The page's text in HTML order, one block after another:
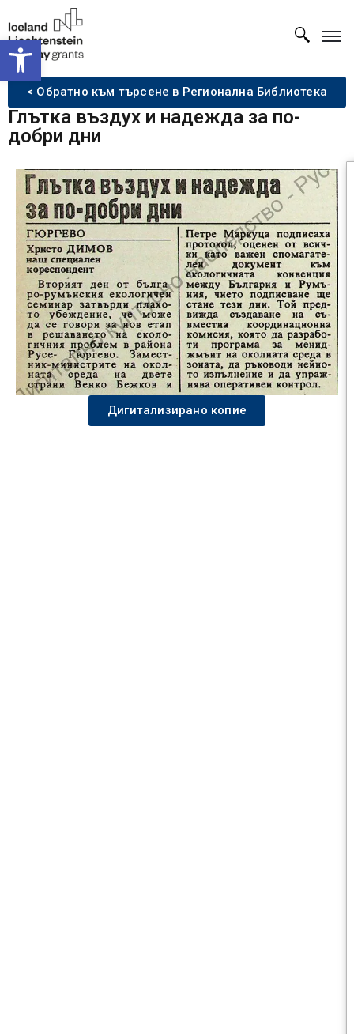
Open toolbar
< Обратно към търсене в Регионална Библиотека
Глътка въздух и надежда за по-
добри дни
Дигитализирано копие